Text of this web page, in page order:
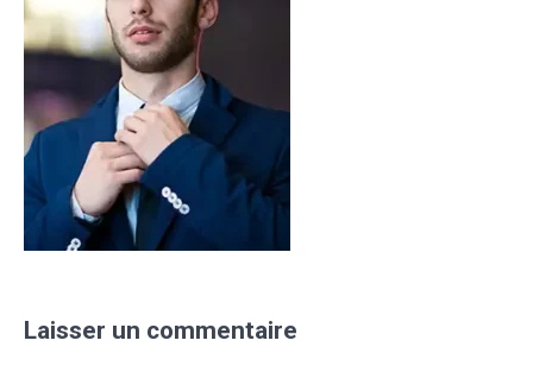
Laisser un commentaire